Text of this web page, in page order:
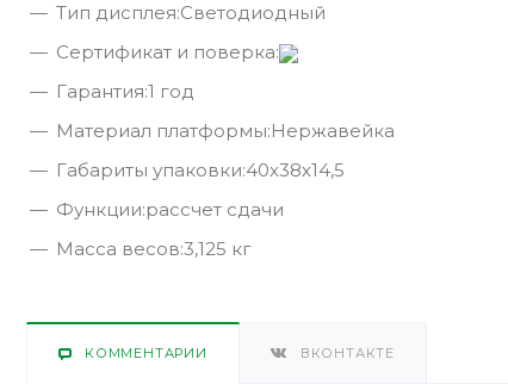
Тип дисплея:Светодиодный
Сертификат и поверка:
Гарантия:1 год
Материал платформы:Нержавейка
Габариты упаковки:40х38х14,5
Функции:рассчет сдачи
Масса весов:3,125 кг
КОММЕНТАРИИ ВКОНТАКТЕ